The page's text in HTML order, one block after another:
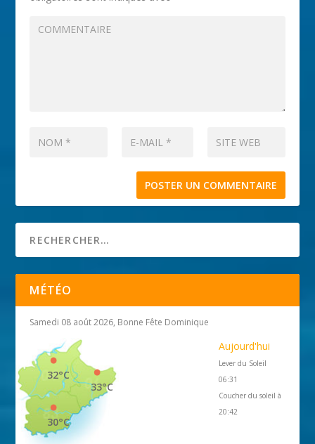
MÉTÉO
Samedi 08 août 2026, Bonne Fête Dominique
33°C
32°C
30°C
Aujourd'hui
Lever du Soleil
06:31
Coucher du soleil à
20:42